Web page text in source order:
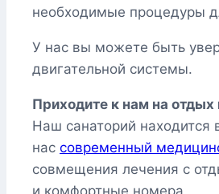
необходимые процедуры
У нас вы можете быть
двигательной системы.
Приходите к нам на отдых
Наш санаторий находится
нас современный
совмещения лечения с